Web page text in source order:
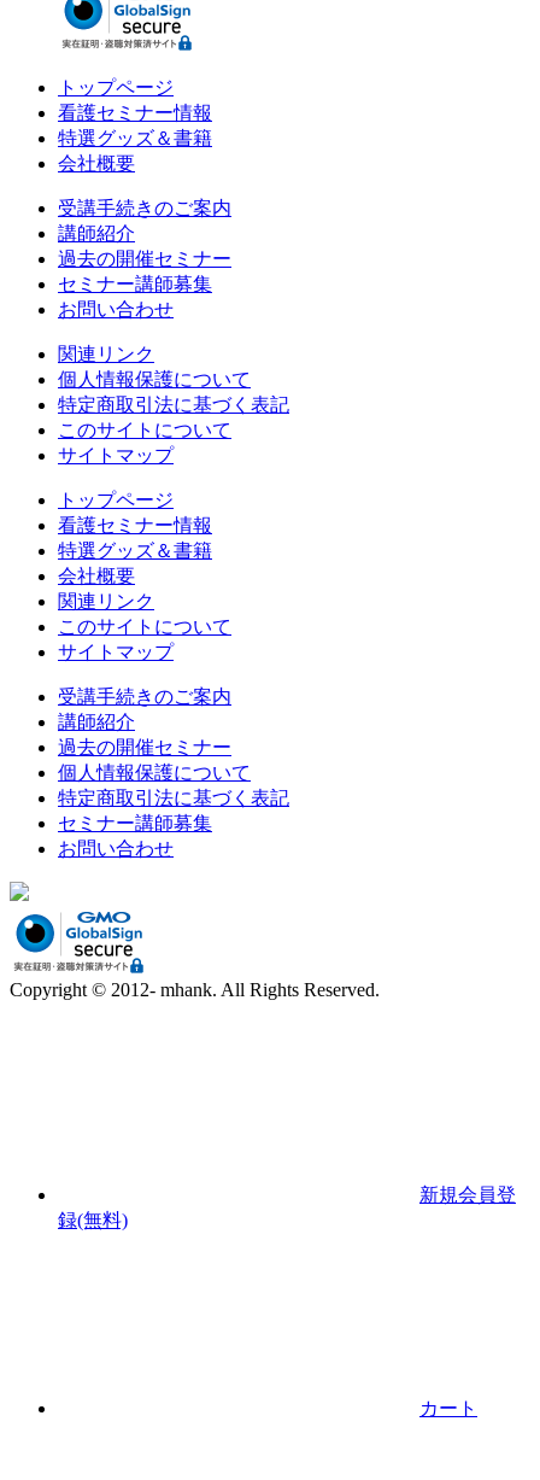
トップページ
看護セミナー情報
特選グッズ＆書籍
会社概要
受講手続きのご案内
講師紹介
過去の開催セミナー
セミナー講師募集
お問い合わせ
関連リンク
個人情報保護について
特定商取引法に基づく表記
このサイトについて
サイトマップ
トップページ
看護セミナー情報
特選グッズ＆書籍
会社概要
関連リンク
このサイトについて
サイトマップ
受講手続きのご案内
講師紹介
過去の開催セミナー
個人情報保護について
特定商取引法に基づく表記
セミナー講師募集
お問い合わせ
Copyright © 2012- mhank. All Rights Reserved.
新規会員登
録(無料)
カート